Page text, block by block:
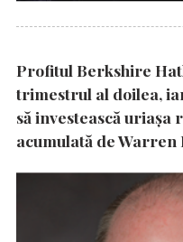
Profitul Berkshire
trimestrul al doilea,
să investească
acumulată de Warren